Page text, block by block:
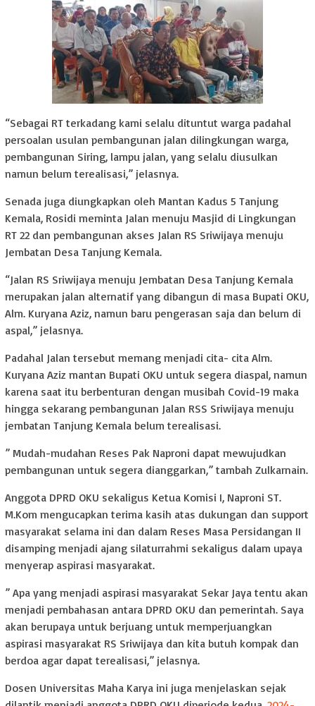
“Sebagai RT terkadang kami selalu dituntut warga padahal
persoalan usulan pembangunan jalan dilingkungan warga,
pembangunan Siring, lampu jalan, yang selalu diusulkan
namun belum terealisasi,” jelasnya.
Senada juga diungkapkan oleh Mantan Kadus 5 Tanjung
Kemala, Rosidi meminta Jalan menuju Masjid di Lingkungan
RT 22 dan pembangunan akses Jalan RS Sriwijaya menuju
Jembatan Desa Tanjung Kemala.
“Jalan RS Sriwijaya menuju Jembatan Desa Tanjung Kemala
merupakan jalan alternatif yang dibangun di masa Bupati OKU,
Alm. Kuryana Aziz, namun baru pengerasan saja dan belum di
aspal,” jelasnya.
Padahal Jalan tersebut memang menjadi cita- cita Alm.
Kuryana Aziz mantan Bupati OKU untuk segera diaspal, namun
karena saat itu berbenturan dengan musibah Covid-19 maka
hingga sekarang pembangunan Jalan RSS Sriwijaya menuju
jembatan Tanjung Kemala belum terealisasi.
” Mudah-mudahan Reses Pak Naproni dapat mewujudkan
pembangunan untuk segera dianggarkan,” tambah Zulkarnain.
Anggota DPRD OKU sekaligus Ketua Komisi I, Naproni ST.
M.Kom mengucapkan terima kasih atas dukungan dan support
masyarakat selama ini dan dalam Reses Masa Persidangan II
disamping menjadi ajang silaturrahmi sekaligus dalam upaya
menyerap aspirasi masyarakat.
” Apa yang menjadi aspirasi masyarakat Sekar Jaya tentu akan
menjadi pembahasan antara DPRD OKU dan pemerintah. Saya
akan berupaya untuk berjuang untuk memperjuangkan
aspirasi masyarakat RS Sriwijaya dan kita butuh kompak dan
berdoa agar dapat terealisasi,” jelasnya.
Dosen Universitas Maha Karya ini juga menjelaskan sejak